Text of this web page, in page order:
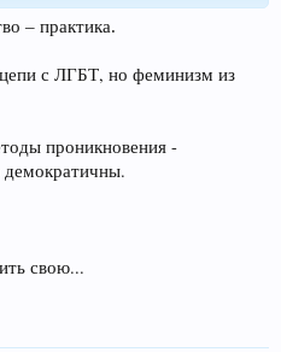
– практика.
с ЛГБТ, но феминизм из
проникновения -
демократичны.
свою...